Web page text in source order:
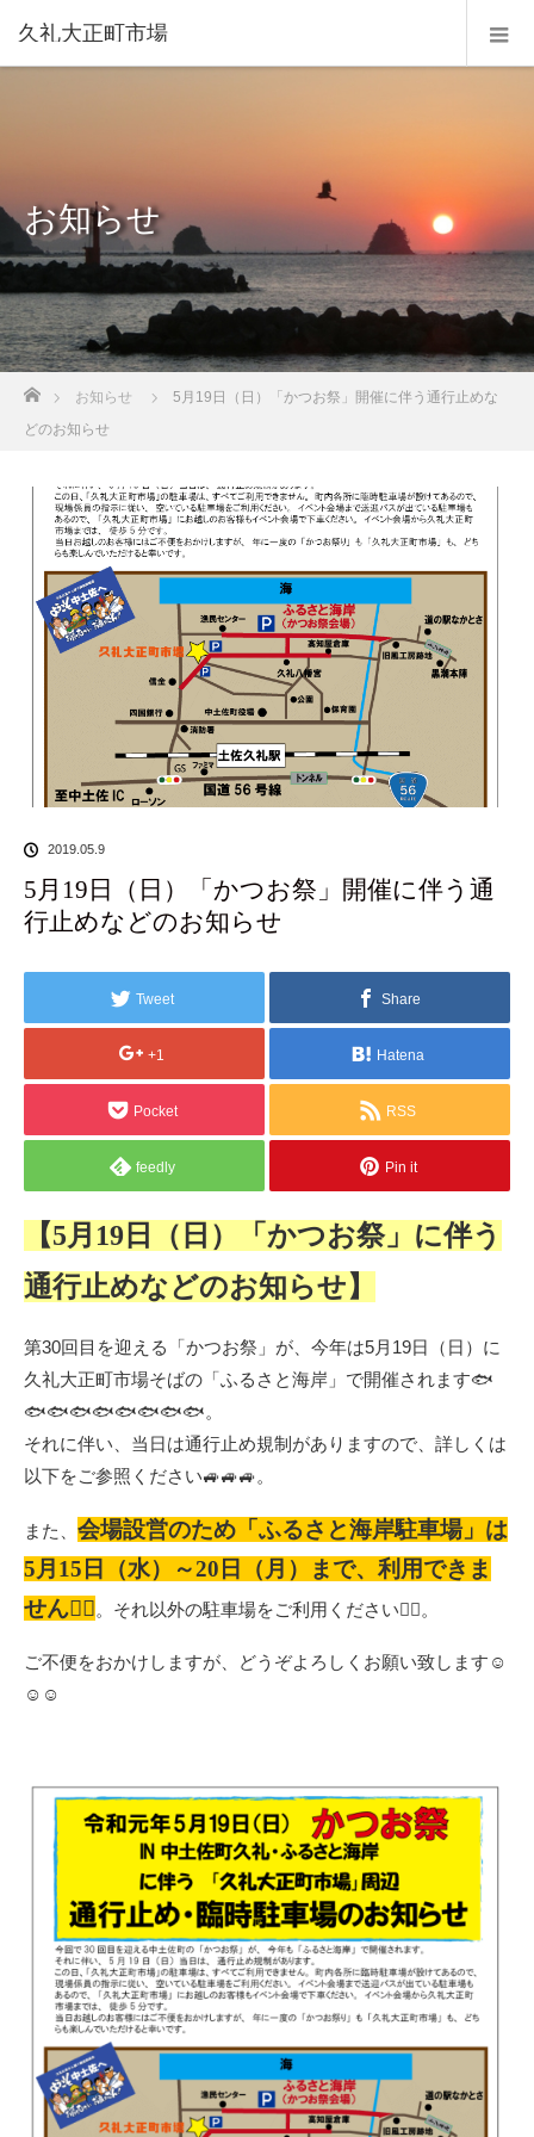
久礼大正町市場
お知らせ
ホーム
お知らせ
5月19日（日）「かつお祭」開催に伴う通行止めな
どのお知らせ
2019.05.9
5月19日（日）「かつお祭」開催に伴う通
行止めなどのお知らせ
Tweet Share
+1 Hatena
Pocket RSS
feedly Pin it
【5月19日（日）「かつお祭」に伴う
通行止めなどのお知らせ】
第30回目を迎える「かつお祭」が、今年は5月19日（日）に
久礼大正町市場そばの「ふるさと海岸」で開催されます🐟
🐟🐟🐟🐟🐟🐟🐟🐟。
それに伴い、当日は通行止め規制がありますので、詳しくは
以下をご参照ください🚙🚙🚙。
また、 会場設営のため「ふるさと海岸駐車場」は
5月15日（水）～20日（月）まで、利用できま
せん🙅‍♀️。それ以外の駐車場をご利用ください💁‍♀️。
ご不便をおかけしますが、どうぞよろしくお願い致します ☺️
☺️ ☺️